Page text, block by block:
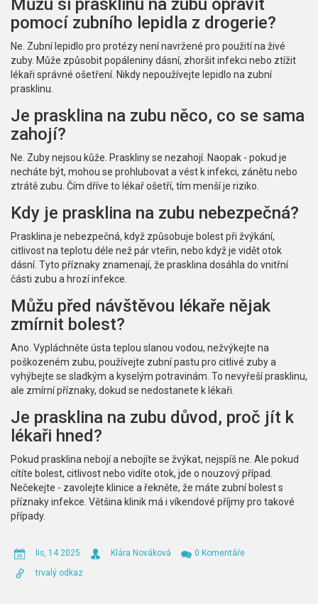
Můžu si prasklinu na zubu opravit
pomocí zubního lepidla z drogerie?
Ne. Zubní lepidlo pro protézy není navržené pro použití na živé
zuby. Může způsobit popáleniny dásní, zhoršit infekci nebo ztížit
lékaři správné ošetření. Nikdy nepoužívejte lepidlo na zubní
prasklinu.
Je prasklina na zubu něco, co se sama
zahojí?
Ne. Zuby nejsou kůže. Praskliny se nezahojí. Naopak - pokud je
necháte být, mohou se prohlubovat a vést k infekci, zánětu nebo
ztrátě zubu. Čím dříve to lékař ošetří, tím menší je riziko.
Kdy je prasklina na zubu nebezpečná?
Prasklina je nebezpečná, když způsobuje bolest při žvýkání,
citlivost na teplotu déle než pár vteřin, nebo když je vidět otok
dásní. Tyto příznaky znamenají, že prasklina dosáhla do vnitřní
části zubu a hrozí infekce.
Můžu před návštěvou lékaře nějak
zmírnit bolest?
Ano. Vypláchněte ústa teplou slanou vodou, nežvýkejte na
poškozeném zubu, používejte zubní pastu pro citlivé zuby a
vyhýbejte se sladkým a kyselým potravinám. To nevyřeší prasklinu,
ale zmírní příznaky, dokud se nedostanete k lékaři.
Je prasklina na zubu důvod, proč jít k
lékaři hned?
Pokud prasklina nebojí a nebojíte se žvýkat, nejspíš ne. Ale pokud
cítíte bolest, citlivost nebo vidíte otok, jde o nouzový případ.
Nečekejte - zavolejte klinice a řekněte, že máte zubní bolest s
příznaky infekce. Většina klinik má i víkendové příjmy pro takové
případy.
lis, 14 2025 Klára Nováková
0 Komentáře
trvalý odkaz